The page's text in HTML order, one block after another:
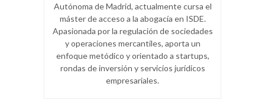
Autónoma de Madrid, actualmente cursa el
máster de acceso a la abogacía en ISDE.
Apasionada por la regulación de sociedades
y operaciones mercantiles, aporta un
enfoque metódico y orientado a startups,
rondas de inversión y servicios jurídicos
empresariales.